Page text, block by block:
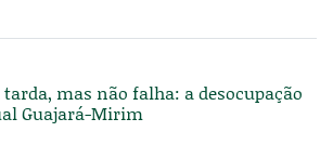
mas não falha: a desocupação
Guajará-Mirim